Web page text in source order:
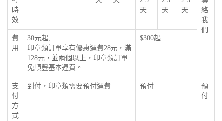
時
效
天
天
天
絡
我
們
費
用
30元起,
印章類訂單享有優惠運費28元，滿
128元，並兩個以上，印章類訂單
免順豐基本運費。
$300起
支
付
方
式
到付，印章類需要預付運費 預付
預
付